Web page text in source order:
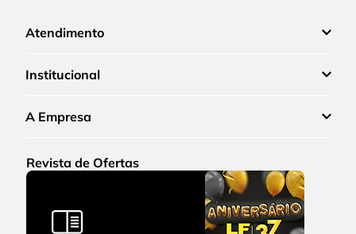
Atendimento
Institucional
A Empresa
Revista de Ofertas